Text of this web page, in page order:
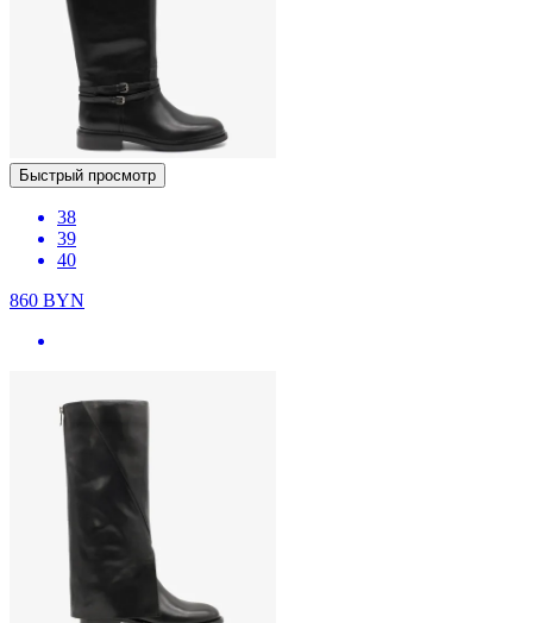
Быстрый просмотр
38
39
40
860 BYN